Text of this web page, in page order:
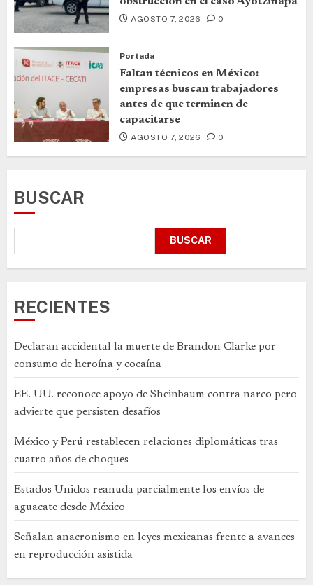
AGOSTO 7, 2026 0
Portada
Faltan técnicos en México:
empresas buscan trabajadores
antes de que terminen de
capacitarse
AGOSTO 7, 2026 0
BUSCAR
BUSCAR
RECIENTES
Declaran accidental la muerte de Brandon Clarke por
consumo de heroína y cocaína
EE. UU. reconoce apoyo de Sheinbaum contra narco pero
advierte que persisten desafíos
México y Perú restablecen relaciones diplomáticas tras
cuatro años de choques
Estados Unidos reanuda parcialmente los envíos de
aguacate desde México
Señalan anacronismo en leyes mexicanas frente a avances
en reproducción asistida